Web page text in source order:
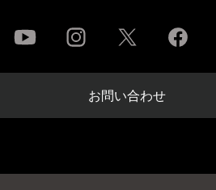
YouTube Instagram Twitter
お問い合わせ